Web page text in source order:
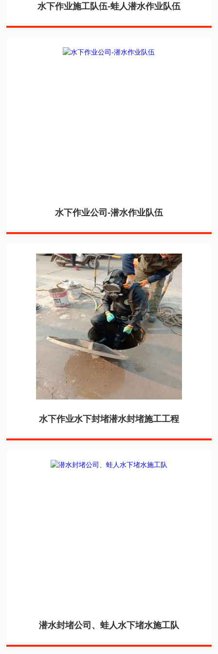
水下作业施工队伍-蛙人潜水作业队伍
水下作业公司-潜水作业队伍
水下作业水下封堵潜水封堵施工工程
潜水封堵公司、蛙人水下堵水施工队